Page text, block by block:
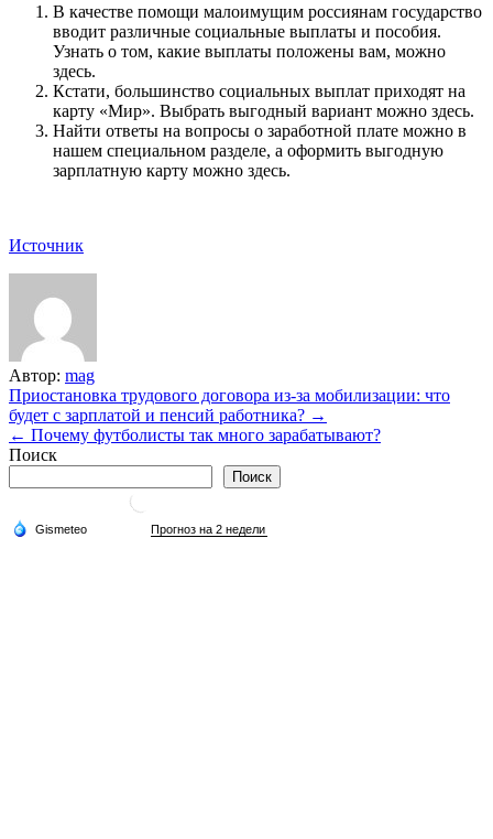
В качестве помощи малоимущим россиянам государство
вводит различные социальные выплаты и пособия.
Узнать о том, какие выплаты положены вам, можно
здесь.
Кстати, большинство социальных выплат приходят на
карту «Мир». Выбрать выгодный вариант можно здесь.
Найти ответы на вопросы о заработной плате можно в
нашем специальном разделе, а оформить выгодную
зарплатную карту можно здесь.
Источник
Автор: mag
Навигация
по
записям
Приостановка трудового договора из-за мобилизации: что
будет с зарплатой и пенсий работника? →
← Почему футболисты так много зарабатывают?
Поиск
Поиск